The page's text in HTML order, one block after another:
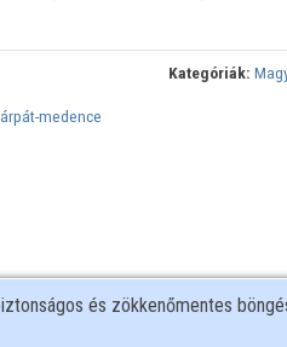
Kategóriák:
medence
és zökkenőmentes